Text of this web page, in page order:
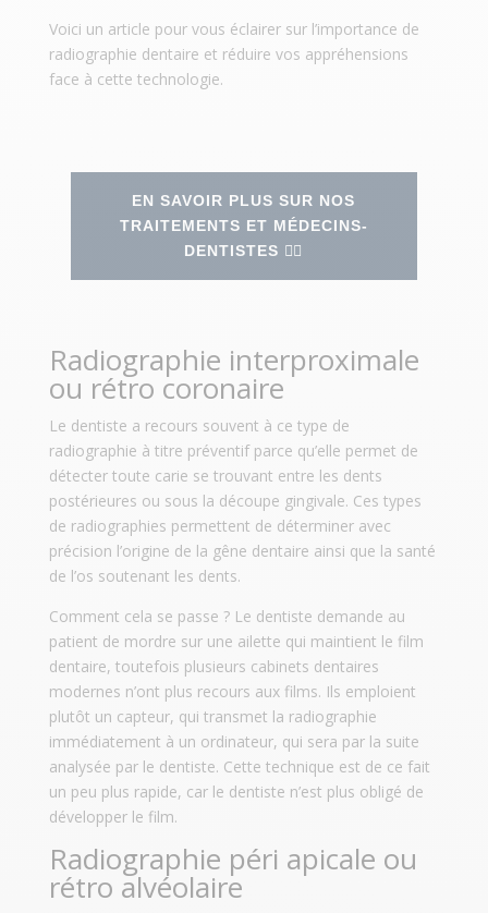
Voici un article pour vous éclairer sur l’importance de
radiographie dentaire et réduire vos appréhensions
face à cette technologie.
EN SAVOIR PLUS SUR NOS
TRAITEMENTS ET MÉDECINS-
DENTISTES 👉🏻
Radiographie interproximale
ou rétro coronaire
Le dentiste a recours souvent à ce type de
radiographie à titre préventif parce qu’elle permet de
détecter toute carie se trouvant entre les dents
postérieures ou sous la découpe gingivale. Ces types
de radiographies permettent de déterminer avec
précision l’origine de la gêne dentaire ainsi que la santé
de l’os soutenant les dents.
Comment cela se passe ? Le dentiste demande au
patient de mordre sur une ailette qui maintient le film
dentaire, toutefois plusieurs cabinets dentaires
modernes n’ont plus recours aux films. Ils emploient
plutôt un capteur, qui transmet la radiographie
immédiatement à un ordinateur, qui sera par la suite
analysée par le dentiste. Cette technique est de ce fait
un peu plus rapide, car le dentiste n’est plus obligé de
développer le film.
Radiographie péri apicale ou
rétro alvéolaire